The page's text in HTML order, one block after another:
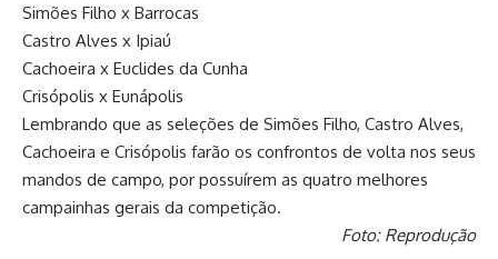
Simões Filho x Barrocas
Castro Alves x Ipiaú
Cachoeira x Euclides da Cunha
Crisópolis x Eunápolis
Lembrando que as seleções de Simões Filho, Castro Alves,
Cachoeira e Crisópolis farão os confrontos de volta nos seus
mandos de campo, por possuírem as quatro melhores
campainhas gerais da competição.
Foto: Reprodução